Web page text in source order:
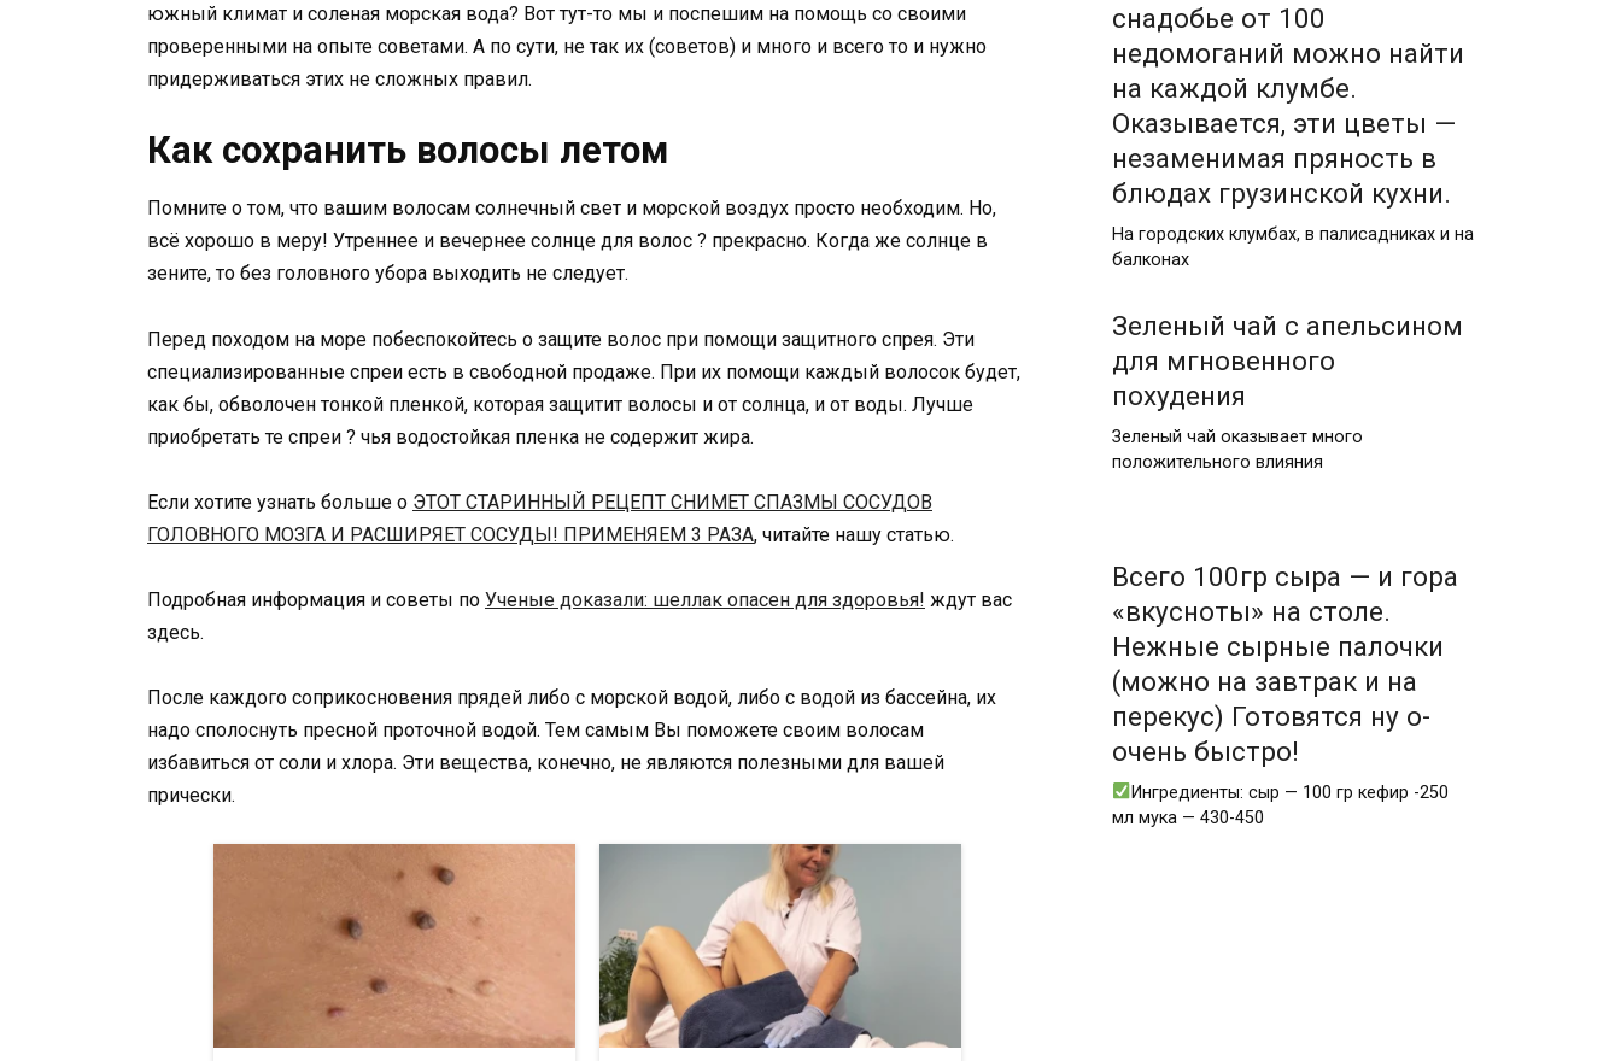
южный климат и соленая морская вода? Вот тут-то мы и поспешим на помощь со своими
проверенными на опыте советами. А по сути, не так их (советов) и много и всего то и нужно
придерживаться этих не сложных правил.
Как сохранить волосы летом
Помните о том, что вашим волосам солнечный свет и морской воздух просто необходим. Но,
всё хорошо в меру! Утреннее и вечернее солнце для волос ? прекрасно. Когда же солнце в
зените, то без головного убора выходить не следует.
Перед походом на море побеспокойтесь о защите волос при помощи защитного спрея. Эти
специализированные спреи есть в свободной продаже. При их помощи каждый волосок будет,
как бы, обволочен тонкой пленкой, которая защитит волосы и от солнца, и от воды. Лучше
приобретать те спреи ? чья водостойкая пленка не содержит жира.
Если хотите узнать больше о ЭТОТ СТАРИННЫЙ РЕЦЕПТ СНИМЕТ СПАЗМЫ СОСУДОВ
ГОЛОВНОГО МОЗГА И РАСШИРЯЕТ СОСУДЫ! ПРИМЕНЯЕМ 3 РАЗА, читайте нашу статью.
Подробная информация и советы по Ученые доказали: шеллак опасен для здоровья! ждут вас
здесь.
После каждого соприкосновения прядей либо с морской водой, либо с водой из бассейна, их
надо сполоснуть пресной проточной водой. Тем самым Вы поможете своим волосам
избавиться от соли и хлора. Эти вещества, конечно, не являются полезными для вашей
прически.
снадобье от 100
недомоганий можно найти
на каждой клумбе.
Оказывается, эти цветы —
незаменимая пряность в
блюдах грузинской кухни.
На городских клумбах, в палисадниках и на
балконах
Зеленый чай с апельсином
для мгновенного
похудения
Зеленый чай оказывает много
положительного влияния
Всего 100гр сыра — и гора
«вкусноты» на столе.
Нежные сырные палочки
(можно на завтрак и на
перекус) Готовятся ну о-
очень быстро!
Ингредиенты: сыр — 100 гр кефир -250
мл мука — 430-450